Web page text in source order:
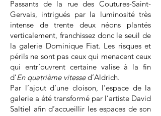
Passants de la rue des Coutures-Saint-
Gervais, intrigués par la luminosité très
intense de trente deux néons plantés
verticalement, franchissez donc le seuil de
la galerie Dominique Fiat. Les risques et
périls ne sont pas ceux qui menacent ceux
qui entr’ouvrent certaine valise à la fin
d’En quatrième vitessed’Aldrich.
Par l’ajout d’une cloison, l’espace de la
galerie a été transformé par l’artiste David
Saltiel afin d’accueillir les espaces de son